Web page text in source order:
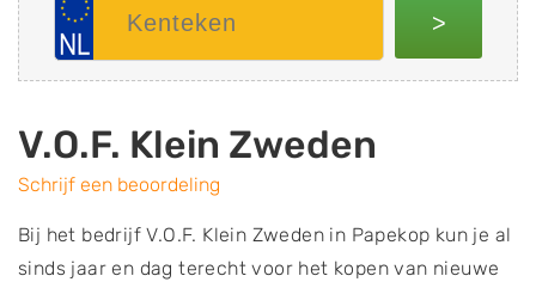
>
V.O.F. Klein Zweden
Schrijf een beoordeling
Bij het bedrijf V.O.F. Klein Zweden in Papekop kun je al
sinds jaar en dag terecht voor het kopen van nieuwe